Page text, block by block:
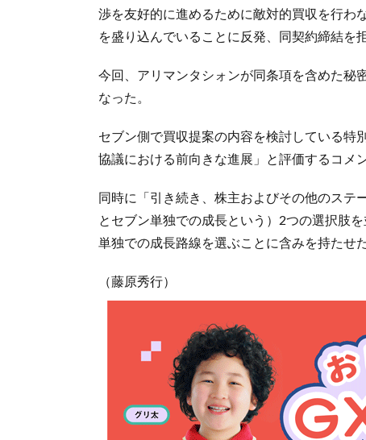
渉を友好的に進めるために敵対的買収を行わ
を盛り込んでいることに反発、同契約締結を
今回、アリマンタシォンが同条項を含めた秘
なった。
セブン側で買収提案の内容を検討している特
協議における前向きな進展」と評価するコメ
同時に「引き続き、株主およびその他のステ
とセブン単独での成長という）2つの選択肢
単独での成長路線を選ぶことに含みを持たせた
（藤原秀行）